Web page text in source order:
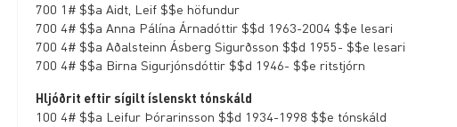
700 1# $$a Aidt, Leif $$e höfundur
700 4# $$a Anna Pálína Árnadóttir $$d 1963-2004 $$e lesari
700 4# $$a Aðalsteinn Ásberg Sigurðsson $$d 1955- $$e lesari
700 4# $$a Birna Sigurjónsdóttir $$d 1946- $$e ritstjórn
Hljóðrit eftir sígilt íslenskt tónskáld
100 4# $$a Leifur Þórarinsson $$d 1934-1998 $$e tónskáld